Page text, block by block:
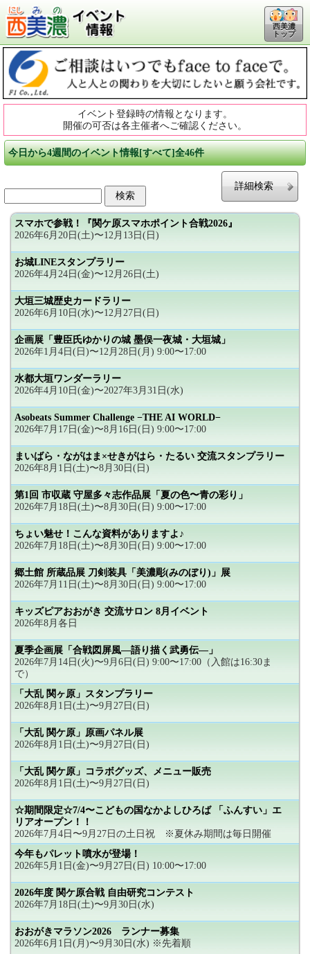
西美濃
トップ
イベント登録時の情報となります。
開催の可否は各主催者へご確認ください。
今日から4週間のイベント情報[すべて]全46件
詳細検索
スマホで参戦！『関ケ原スマホポイント合戦2026』
2026年6月20日(土)〜12月13日(日)
お城LINEスタンプラリー
2026年4月24日(金)〜12月26日(土)
大垣三城歴史カードラリー
2026年6月10日(水)〜12月27日(日)
企画展「豊臣氏ゆかりの城 墨俣一夜城・大垣城」
2026年1月4日(日)〜12月28日(月) 9:00〜17:00
水都大垣ワンダーラリー
2026年4月10日(金)〜2027年3月31日(水)
Asobeats Summer Challenge −THE AI WORLD−
2026年7月17日(金)〜8月16日(日) 9:00〜17:00
まいばら・ながはま×せきがはら・たるい 交流スタンプラリー
2026年8月1日(土)〜8月30日(日)
第1回 市収蔵 守屋多々志作品展「夏の色〜青の彩り」
2026年7月18日(土)〜8月30日(日) 9:00〜17:00
ちょい魅せ！こんな資料がありますよ♪
2026年7月18日(土)〜8月30日(日) 9:00〜17:00
郷土館 所蔵品展 刀剣装具「美濃彫(みのぼり)」展
2026年7月11日(土)〜8月30日(日) 9:00〜17:00
キッズピアおおがき 交流サロン 8月イベント
2026年8月各日
夏季企画展「合戦図屏風―語り描く武勇伝―」
2026年7月14日(火)〜9月6日(日) 9:00〜17:00（入館は16:30ま
で）
「大乱 関ヶ原」スタンプラリー
2026年8月1日(土)〜9月27日(日)
「大乱 関ケ原」原画パネル展
2026年8月1日(土)〜9月27日(日)
「大乱 関ケ原」コラボグッズ、メニュー販売
2026年8月1日(土)〜9月27日(日)
☆期間限定☆7/4〜こどもの国なかよしひろば 「ふんすい」エ
リアオープン！！
2026年7月4日〜9月27日の土日祝 ※夏休み期間は毎日開催
今年もパレット噴水が登場！
2026年5月1日(金)〜9月27日(日) 10:00〜17:00
2026年度 関ケ原合戦 自由研究コンテスト
2026年7月18日(土)〜9月30日(水)
おおがきマラソン2026 ランナー募集
2026年6月1日(月)〜9月30日(水) ※先着順